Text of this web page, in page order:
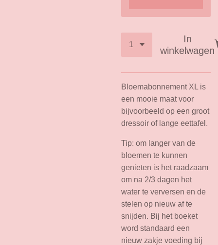
In
winkelwagen
Bloemabonnement XL is
een mooie maat voor
bijvoorbeeld op een groot
dressoir of lange eettafel.
Tip: om langer van de
bloemen te kunnen
genieten is het raadzaam
om na 2/3 dagen het
water te verversen en de
stelen op nieuw af te
snijden. Bij het boeket
word standaard een
nieuw zakje voeding bij